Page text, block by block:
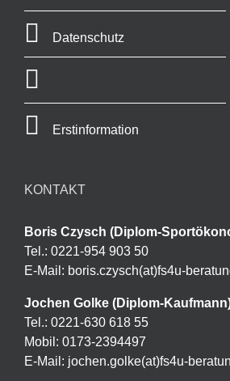
Datenschutz
Erstinformation
KONTAKT
Boris Czysch (Diplom-
Tel.: 0221-954 903 50
E-Mail: boris.czysch(at)fs4u-
Jochen Golke (Diplom-
Tel.: 0221-630 618 55
Mobil: 0173-2394497
E-Mail: jochen.golke(at)fs4u-